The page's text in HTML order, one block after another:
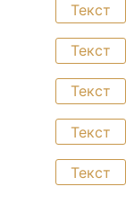
Текст
Текст
Текст
Текст
Текст